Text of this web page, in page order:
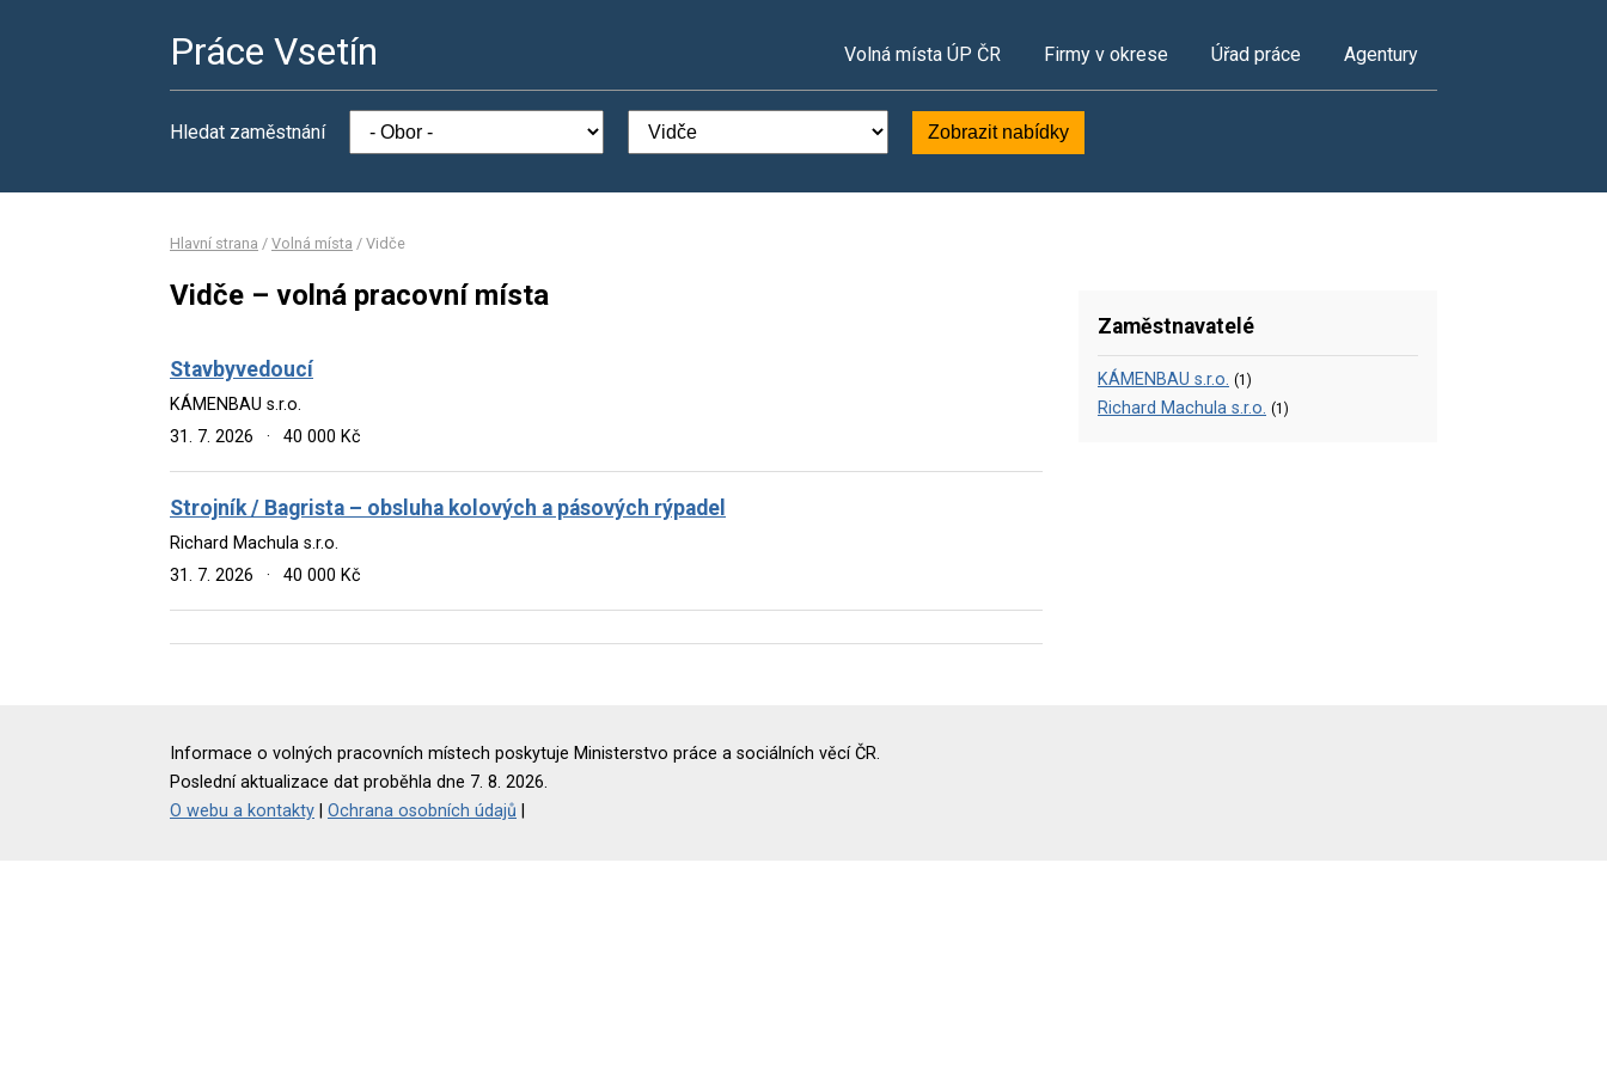
Práce Vsetín Volná místa ÚP ČR Firmy v okrese Úřad práce Agentury
Hledat zaměstnání Zobrazit nabídky
Hlavní strana / Volná místa / Vidče
Vidče – volná pracovní místa
Stavbyvedoucí
KÁMENBAU s.r.o.
31. 7. 2026
· 40 000 Kč
Strojník / Bagrista – obsluha kolových a pásových rýpadel
Richard Machula s.r.o.
31. 7. 2026
· 40 000 Kč
Zaměstnavatelé
KÁMENBAU s.r.o. (1)
Richard Machula s.r.o. (1)
Informace o volných pracovních místech poskytuje Ministerstvo práce a sociálních věcí ČR.
Poslední aktualizace dat proběhla dne 7. 8. 2026.
O webu a kontakty
Ochrana osobních údajů